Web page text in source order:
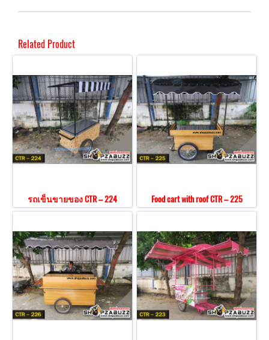
Related Product
รถเข็นขายของ CTR – 224 Food cart with roof CTR – 225